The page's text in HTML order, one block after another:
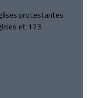
protestantes
et 173